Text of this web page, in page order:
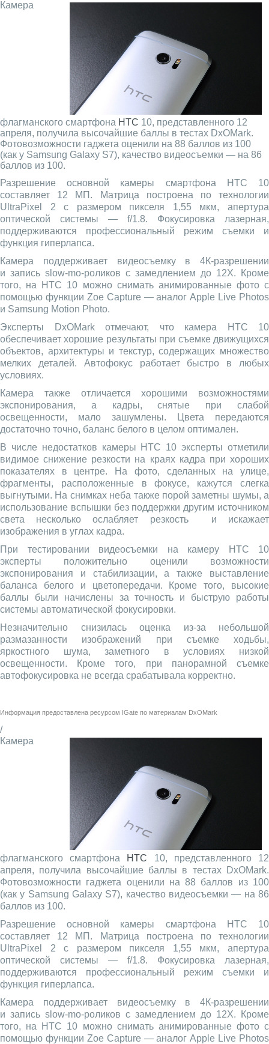
Камера
флагманского смартфона HTC 10, представленного 12
апреля, получила высочайшие баллы в тестах DxOMark.
Фотовозможности гаджета оценили на 88 баллов из 100
(как у Samsung Galaxy S7), качество видеосъемки — на 86
баллов из 100.
Разрешение основной камеры смартфона HTC 10
составляет 12 МП. Матрица построена по технологии
UltraPixel 2 c размером пикселя 1,55 мкм, апертура
оптической системы — f/1.8. Фокусировка лазерная,
поддерживаются профессиональный режим съемки и
функция гиперлапса.
Камера поддерживает видеосъемку в 4К-разрешении
и запись slow-mo-роликов с замедлением до 12Х. Кроме
того, на HTC 10 можно снимать анимированные фото с
помощью функции Zoe Capture — аналог Apple Live Photos
и Samsung Motion Photo.
Эксперты DxOMark отмечают, что камера HTC 10
обеспечивает хорошие результаты при съемке движущихся
объектов, архитектуры и текстур, содержащих множество
мелких деталей. Автофокус работает быстро в любых
условиях.
Камера также отличается хорошими возможностями
экспонирования, а кадры, снятые при слабой
освещенности, мало зашумлены. Цвета передаются
достаточно точно, баланс белого в целом оптимален.
В числе недостатков камеры HTC 10 эксперты отметили
видимое снижение резкости на краях кадра при хороших
показателях в центре. На фото, сделанных на улице,
фрагменты, расположенные в фокусе, кажутся слегка
выгнутыми. На снимках неба также порой заметны шумы, а
использование вспышки без поддержки другим источником
света несколько ослабляет резкость и искажает
изображения в углах кадра.
При тестировании видеосъемки на камеру HTC 10
эксперты положительно оценили возможности
экспонирования и стабилизации, а также выставление
баланса белого и цветопередачи. Кроме того, высокие
баллы были начислены за точность и быструю работы
системы автоматической фокусировки.
Незначительно снизилась оценка из-за небольшой
размазанности изображений при съемке ходьбы,
яркостного шума, заметного в условиях низкой
освещенности. Кроме того, при панорамной съемке
автофокусировка не всегда срабатывала корректно.
Информация предоставлена ресурсом IGate по материалам DxOMark
/
Камера
флагманского смартфона HTC 10, представленного 12
апреля, получила высочайшие баллы в тестах DxOMark.
Фотовозможности гаджета оценили на 88 баллов из 100
(как у Samsung Galaxy S7), качество видеосъемки — на 86
баллов из 100.
Разрешение основной камеры смартфона HTC 10
составляет 12 МП. Матрица построена по технологии
UltraPixel 2 c размером пикселя 1,55 мкм, апертура
оптической системы — f/1.8. Фокусировка лазерная,
поддерживаются профессиональный режим съемки и
функция гиперлапса.
Камера поддерживает видеосъемку в 4К-разрешении
и запись slow-mo-роликов с замедлением до 12Х. Кроме
того, на HTC 10 можно снимать анимированные фото с
помощью функции Zoe Capture — аналог Apple Live Photos